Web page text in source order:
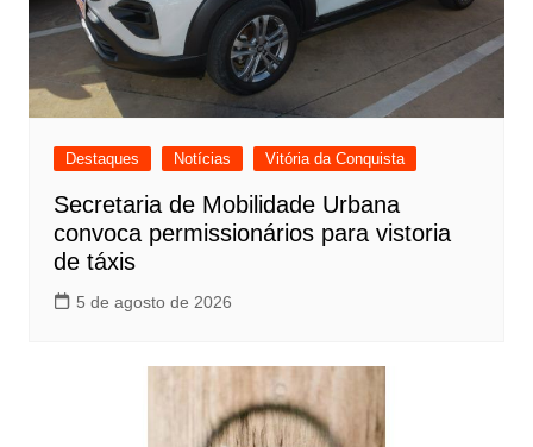
Destaques Notícias Vitória da Conquista
Secretaria de Mobilidade Urbana
convoca permissionários para vistoria
de táxis
5 de agosto de 2026